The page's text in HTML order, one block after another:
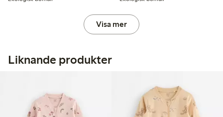
Visa mer
Liknande produkter